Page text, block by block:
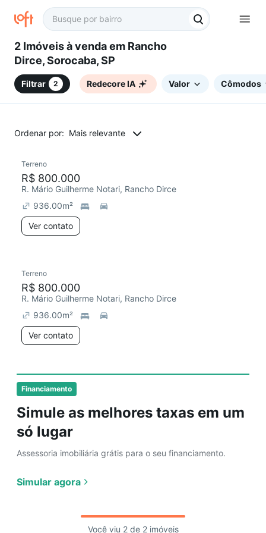
2 Imóveis à venda em Rancho
Dirce, Sorocaba, SP
Filtrar 2 Redecore IA Valor Cômodos
Ordenar por: Mais relevante
Financiamento
Simule as melhores taxas em um
só lugar
Assessoria imobiliária grátis para o seu financiamento.
Simular agora
Terreno
R$ 800.000
R. Mário Guilherme Notari, Rancho Dirce
936.00m²
Ver contato
Terreno
R$ 800.000
R. Mário Guilherme Notari, Rancho Dirce
936.00m²
Ver contato
Você viu 2 de 2 imóveis